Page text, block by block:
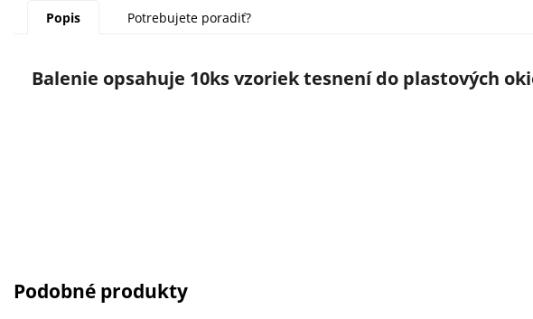
Popis Potrebujete poradiť?
Balenie opsahuje 10ks vzoriek tesnení do plastových
Podobné produkty